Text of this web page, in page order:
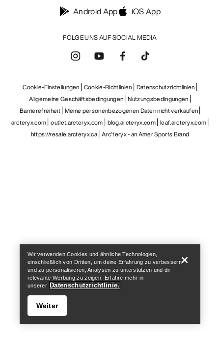
Help
FOLGE UNS AUF SOCIAL MEDIA
Android App iOS App
Cookie-Einstellungen Cookie-Richtlinien Datenschutzrichtlinien
Allgemeine Geschäftsbedingungen Nutzungsbedingungen
Barrierefreiheit Meine personenbezogenen Daten nicht verkaufen
arcteryx.com outlet.arcteryx.com blog.arcteryx.com leaf.arcteryx.com
https://resale.arcteryx.ca Arc'teryx - an Amer Sports Brand
Wir verwenden Cookies und ähnliche Technologien,
einschließlich von Dritten, um deine Erfahrung zu verbessern
und zu personalisieren, Analysen zu unterstützen und dir
relevante Werbung zu zeigen. Erfahre mehr in
unserer Datenschutzrichtlinie.
Weiter